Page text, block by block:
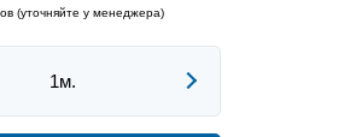
(уточняйте у менеджера)